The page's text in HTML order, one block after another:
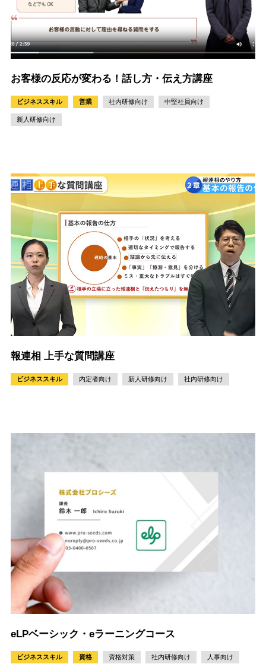
お客様の反応が変わる！話し方・伝え方講座
ビジネススキル 営業 社内研修向け 中堅社員向け
新人研修向け
報連相 上手な質問講座
ビジネススキル 内定者向け 新人研修向け 社内研修向け
eLPベーシック・eラーニングコース
ビジネススキル 資格 資格対策 社内研修向け 人事向け